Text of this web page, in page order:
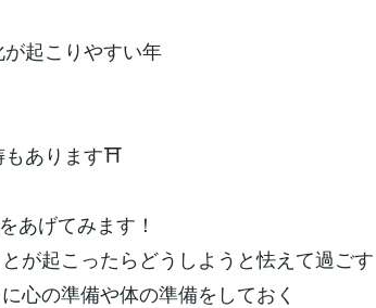
起こりやすい年
もあります⛩️
あげてみます！
が起こったらどうしようと怯えて過ごす
心の準備や体の準備をしておく